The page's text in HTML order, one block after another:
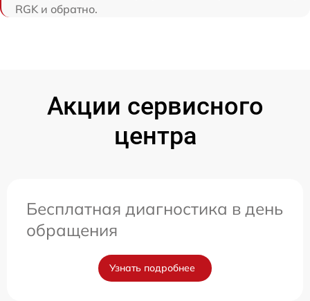
RGK и обратно.
Акции сервисного
центра
Бесплатная диагностика в день
обращения
Узнать подробнее